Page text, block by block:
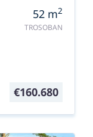
52 m2
TROSOBAN
€160.680